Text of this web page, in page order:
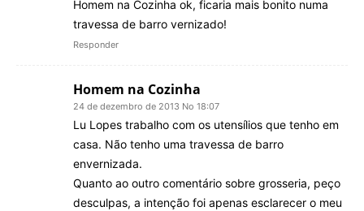
Homem na Cozinha ok, ficaria mais bonito numa
travessa de barro vernizado!
Responder
Homem na Cozinha
24 de dezembro de 2013 No 18:07
Lu Lopes trabalho com os utensílios que tenho em
casa. Não tenho uma travessa de barro
envernizada.
Quanto ao outro comentário sobre grosseria, peço
desculpas, a intenção foi apenas esclarecer o meu